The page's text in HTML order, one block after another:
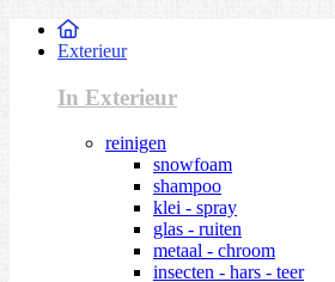
Exterieur
In Exterieur
reinigen
snowfoam
shampoo
klei - spray
glas - ruiten
metaal - chroom
insecten - hars - teer